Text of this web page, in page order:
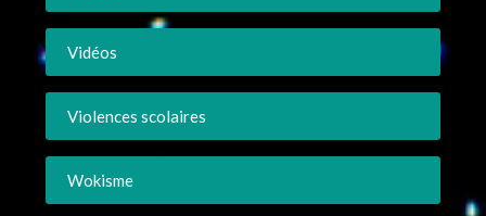
Vidéos
Violences scolaires
Wokisme